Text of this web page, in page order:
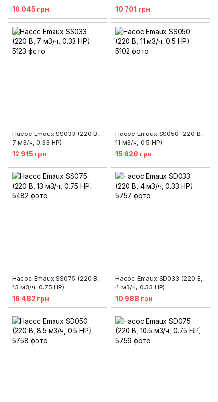
10 045 грн 10 701 грн
Насос Emaux SS033 (220 В,
7 м3/ч, 0.33 HP)
12 915 грн
Насос Emaux SS050 (220 В,
11 м3/ч, 0.5 HP)
15 826 грн
Насос Emaux SS075 (220 В,
13 м3/ч, 0.75 HP)
16 482 грн
Насос Emaux SD033 (220 В,
4 м3/ч, 0.33 HP)
10 988 грн